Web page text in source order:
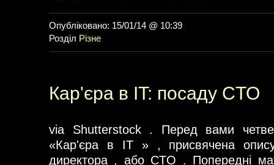
Опубліковано: 15/01/14 @ 10:39
Розділ Різне
Кар'єра в IT: посаду CTO
via Shutterstock . Перед вами
«Кар'єра в IT » , присвячена опису
директора , або CTO . Попередні